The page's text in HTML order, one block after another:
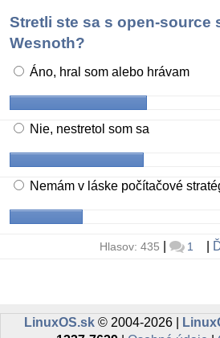
Stretli ste sa s open-source
Wesnoth?
Áno, hral som alebo hrávam
Nie, nestretol som sa
Nemám v láske počítačové
Hlasov: 435 1
LinuxOS.sk© 2004-2026 |